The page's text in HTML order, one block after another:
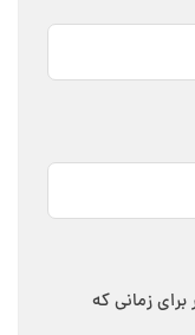
زمانی که